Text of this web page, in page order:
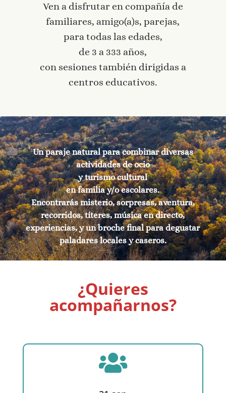
Ven a disfrutar en compañía de
familiares, amigo(a)s, parejas,
para todas las edades,
de 3 a 333 años,
con sesiones también dirigidas a
centros educativos.
Un paraje natural para combinar diversas
actividades de ocio
y turismo cultural
en familia y/o escolares.
Encontrarás misterio, sorpresas, aventura,
recorridos, títeres, música en directo,
experiencias, y un broche final para degustar
paladares locales y caseros.
¿Quieres
acompañarnos?
